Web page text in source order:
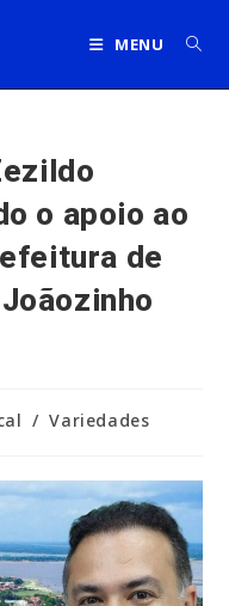
MENU
o apoio ao
de
/ Variedades